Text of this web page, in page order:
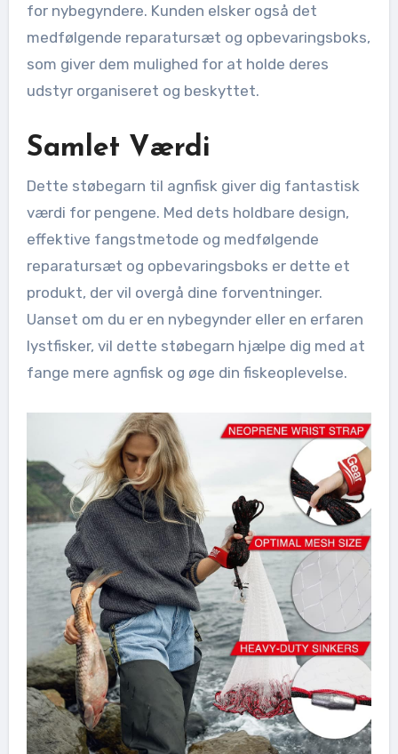
for nybegyndere. Kunden elsker også det
medfølgende reparatursæt og opbevaringsboks,
som giver dem mulighed for at holde deres
udstyr organiseret og beskyttet.
Samlet Værdi
Dette støbegarn til agnfisk giver dig fantastisk
værdi for pengene. Med dets holdbare design,
effektive fangstmetode og medfølgende
reparatursæt og opbevaringsboks er dette et
produkt, der vil overgå dine forventninger.
Uanset om du er en nybegynder eller en erfaren
lystfisker, vil dette støbegarn hjælpe dig med at
fange mere agnfisk og øge din fiskeoplevelse.